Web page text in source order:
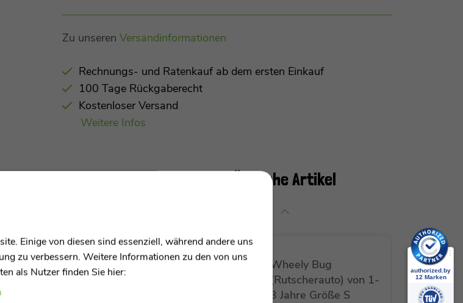
Zu unseren Versandinformationen
Rechnungs- und Ratenkauf ab dem ersten Einkauf
100 Tage Rückgaberecht
Kostenloser Versand
Weitere Infos
Rutscher
Ähnliche Artikel
SALE
Wheely Bug
(Rutscherauto) von 1-
3 Jahre Größe S
Einige von diesen sind essenziell, während andere uns
zu verbessern. Weitere Informationen zu den von uns
als Nutzer finden Sie hier: